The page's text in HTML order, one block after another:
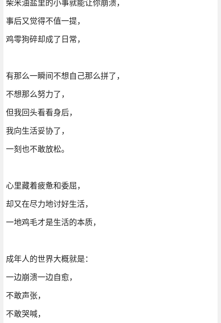
柴米油盐里的小事就能让你崩溃，
事后又觉得不值一提，
鸡零狗碎却成了日常，
有那么一瞬间不想自己那么拼了，
不想那么努力了，
但我回头看看身后，
我向生活妥协了，
一刻也不敢放松。
心里藏着疲惫和委屈，
却又在尽力地讨好生活，
一地鸡毛才是生活的本质，
成年人的世界大概就是：
一边崩溃一边自愈，
不敢声张，
不敢哭喊，